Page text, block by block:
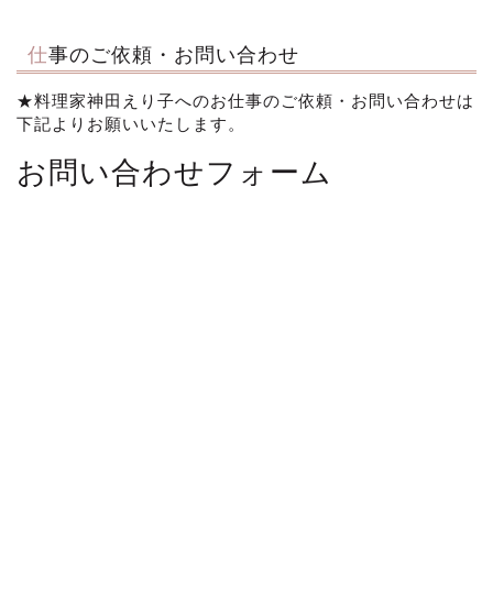
仕事のご依頼・お問い合わせ
★料理家神田えり子へのお仕事のご依頼・お問い合わせは
下記よりお願いいたします。
お問い合わせフォーム